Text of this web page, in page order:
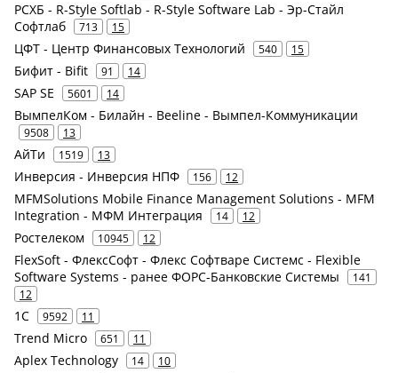
РСХБ - R-Style Softlab - R-Style Software Lab - Эр-Стайл
Софтлаб
713 15
ЦФТ - Центр Финансовых Технологий 540 15
Бифит - Bifit 91 14
SAP SE 5601 14
ВымпелКом - Билайн - Beeline - Вымпел-Коммуникации
9508 13
АйТи 1519 13
Инверсия - Инверсия НПФ 156 12
MFMSolutions Mobile Finance Management Solutions - MFM
Integration - МФМ Интеграция
14 12
Ростелеком 10945 12
FlexSoft - ФлексСофт - Флекс Софтваре Системс - Flexible
Software Systems - ранее ФОРС-Банковские Системы
141
12
1С 9592 11
Trend Micro 651 11
Aplex Technology 14 10